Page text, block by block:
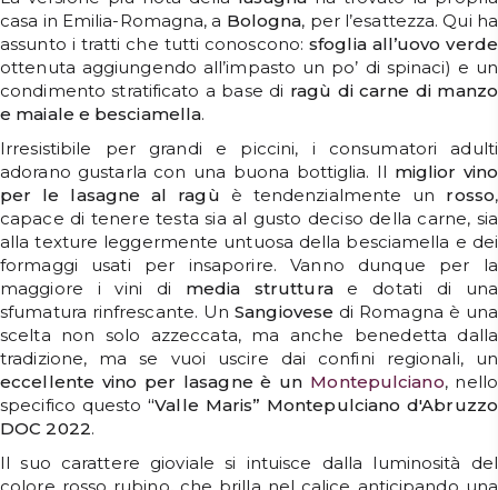
casa in Emilia-Romagna, a Bologna, per l’esattezza. Qui ha
assunto i tratti che tutti conoscono:sfoglia all’uovo verde
ottenuta aggiungendo all’impasto un po’ di spinaci) e un
condimento stratificato a base di ragù di carne di manzo
e maiale e besciamella.
Irresistibile per grandi e piccini, i consumatori adulti
adorano gustarla con una buona bottiglia. Il miglior vino
per le lasagne al ragù è tendenzialmente un rosso,
capace di tenere testa sia al gusto deciso della carne, sia
alla texture leggermente untuosa della besciamella e dei
formaggi usati per insaporire. Vanno dunque per la
maggiore i vini di media strutturae dotati di una
sfumatura rinfrescante. UnSangiovese di Romagna è una
scelta non solo azzeccata, ma anche benedetta dalla
tradizione, ma se vuoi uscire dai confini regionali, un
eccellente vino per lasagne è un Montepulciano, nello
specifico questo“Valle Maris” Montepulciano d'Abruzzo
DOC 2022.
Il suo carattere gioviale si intuisce dalla luminosità del